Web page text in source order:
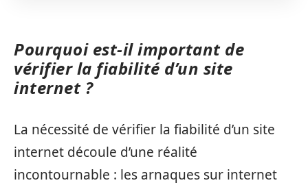
Pourquoi est-il important de
vérifier la fiabilité d’un site
internet ?
La nécessité de vérifier la fiabilité d’un site
internet découle d’une réalité
incontournable : les arnaques sur internet